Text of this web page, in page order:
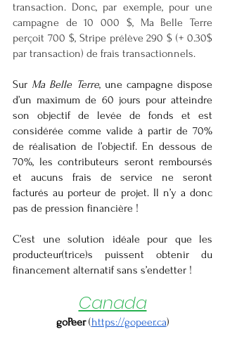
transaction. Donc, par exemple, pour une
campagne de 10 000 $, Ma Belle Terre
perçoit 700 $, Stripe prélève 290 $ (+ 0.30$
par transaction) de frais transactionnels.
Sur Ma Belle Terre, une campagne dispose
d’un maximum de 60 jours pour atteindre
son objectif de levée de fonds et est
considérée comme valide à partir de 70%
de réalisation de l’objectif. En dessous de
70%, les contributeurs seront remboursés
et aucuns frais de service ne seront
facturés au porteur de projet. Il n’y a donc
pas de pression financière !
C’est une solution idéale pour que les
producteur(trice)s puissent obtenir du
financement alternatif sans s’endetter !
Canada
goPeer (https://gopeer.ca)